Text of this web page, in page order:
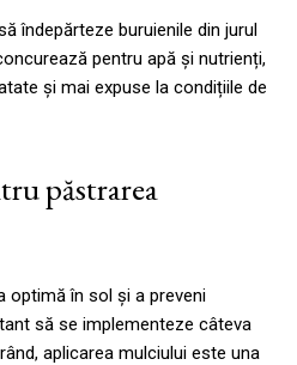
îndepărteze buruienile din jurul
pentru apă și nutrienți,
și mai expuse la condițiile de
păstrarea
optimă în sol și a preveni
să se implementeze câteva
aplicarea mulciului este una